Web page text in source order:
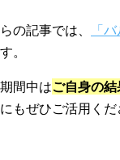
の記事では、 「
。
間中はご自身の
もぜひご活用くだ